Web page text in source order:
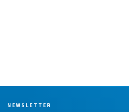
NEWSLETTER